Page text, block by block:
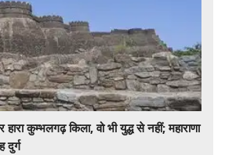
कुम्भलगढ़ किला, वो भी युद्ध से नहीं; महाराणा
दुर्ग